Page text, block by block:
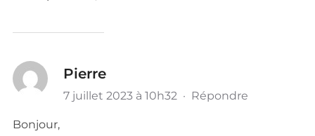
Pierre
7 juillet 2023 à 10h32 · Répondre
Bonjour,